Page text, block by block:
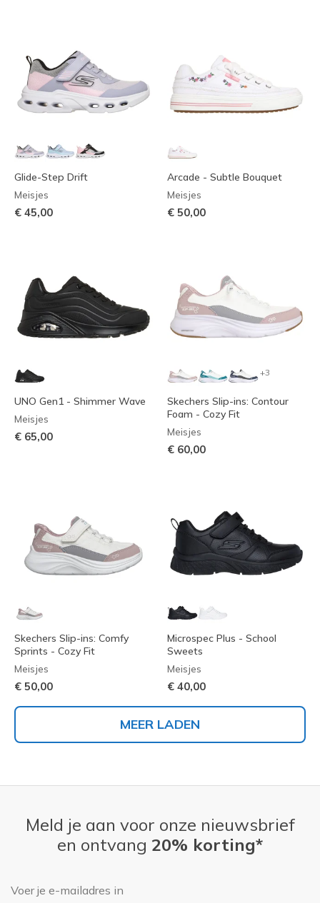
Glide-Step Drift
Meisjes
€ 45,00
Arcade - Subtle Bouquet
Meisjes
€ 50,00
UNO Gen1 - Shimmer Wave
Meisjes
€ 65,00
+3
Skechers Slip-ins: Contour
Foam - Cozy Fit
Meisjes
€ 60,00
Skechers Slip-ins: Comfy
Sprints - Cozy Fit
Meisjes
€ 50,00
Microspec Plus - School
Sweets
Meisjes
€ 40,00
MEER LADEN
Meld je aan voor onze nieuwsbrief
en ontvang 20% korting*
E-mailadres